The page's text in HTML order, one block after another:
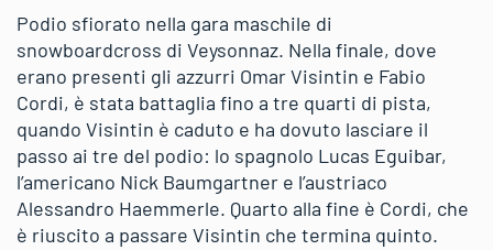
Podio sfiorato nella gara maschile di
snowboardcross di Veysonnaz. Nella finale, dove
erano presenti gli azzurri Omar Visintin e Fabio
Cordi, è stata battaglia fino a tre quarti di pista,
quando Visintin è caduto e ha dovuto lasciare il
passo ai tre del podio: lo spagnolo Lucas Eguibar,
l’americano Nick Baumgartner e l’austriaco
Alessandro Haemmerle. Quarto alla fine è Cordi, che
è riuscito a passare Visintin che termina quinto.